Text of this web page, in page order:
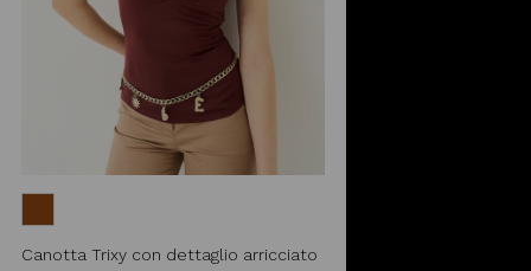
Canotta Trixy con dettaglio arricciato